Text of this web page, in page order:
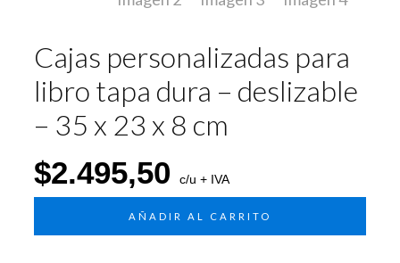
Cajas personalizadas para
libro tapa dura – deslizable
– 35 x 23 x 8 cm
$2.495,50 c/u + IVA
AÑADIR AL CARRITO